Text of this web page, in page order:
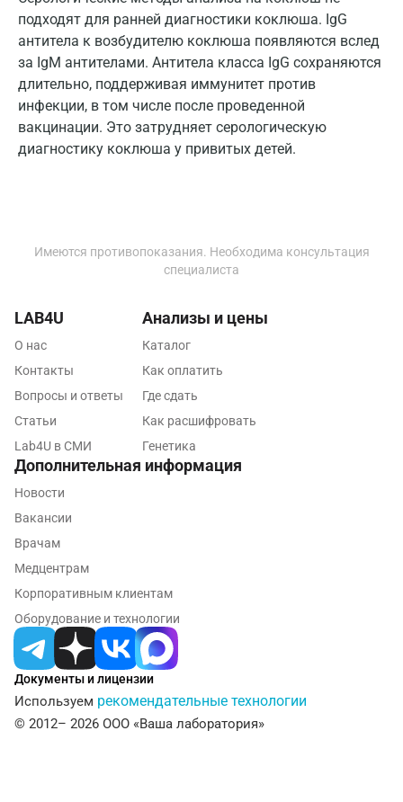
подходят для ранней диагностики коклюша. IgG
антитела к возбудителю коклюша появляются вслед
за IgM антителами. Антитела класса IgG сохраняются
длительно, поддерживая иммунитет против
инфекции, в том числе после проведенной
вакцинации. Это затрудняет серологическую
диагностику коклюша у привитых детей.
Калуга
Кемерово
Ковров
Коломна
Котельники
Краснодар
Курск
Липецк
Лобня
Майкоп
Мурманск
Мытищи
Набережные Челны
Имеются противопоказания. Необходима консультация
специалиста
Документы и лицензии
Используем рекомендательные технологии
© 2012– 2026 ООО «Ваша лаборатория»
LAB4U
О нас
Контакты
Вопросы и ответы
Статьи
Lab4U в СМИ
Анализы и цены
Каталог
Как оплатить
Где сдать
Как расшифровать
Генетика
Дополнительная информация
Новости
Вакансии
Врачам
Медцентрам
Корпоративным клиентам
Оборудование и технологии